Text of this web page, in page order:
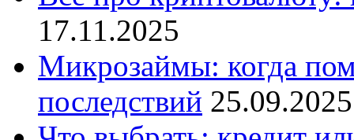
17.11.2025
Микрозаймы: когда
последствий 25.09.2025